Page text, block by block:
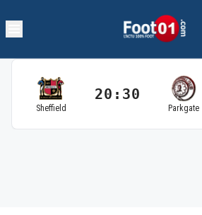
Sheffield
20:30
Parkgate